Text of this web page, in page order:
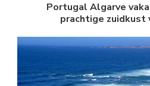
Portugal Algarve
prachtige zuidkust